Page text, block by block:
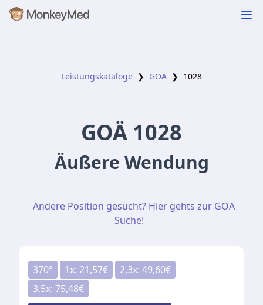
Leistungskataloge ❯ GOÄ ❯ 1028
GOÄ 1028
Äußere Wendung
Andere Position gesucht? Hier gehts zur GOÄ
Suche!
370° 1x: 21,57€ 2,3x: 49,60€
3,5x: 75,48€